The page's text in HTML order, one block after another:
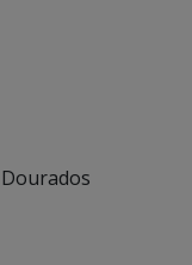
Dourados